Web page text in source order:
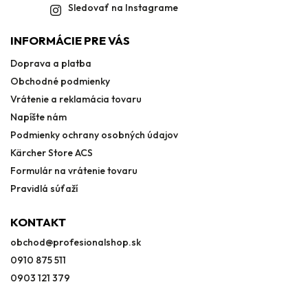
Sledovať na Instagrame
INFORMÁCIE PRE VÁS
Doprava a platba
Obchodné podmienky
Vrátenie a reklamácia tovaru
Napíšte nám
Podmienky ochrany osobných údajov
Kärcher Store ACS
Formulár na vrátenie tovaru
Pravidlá súťaží
KONTAKT
obchod@profesionalshop.sk
0910 875 511
0903 121 379